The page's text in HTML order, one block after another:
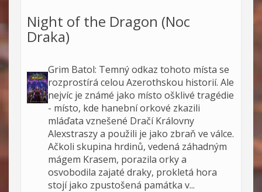
Night of the Dragon (Noc
Draka)
Grim Batol: Temný odkaz tohoto místa se
rozprostírá celou Azerothskou historií. Ale
nejvíc je známé jako místo ošklivé tragédie
- místo, kde hanební orkové zkazili
mláďata vznešené Dračí Královny
Alexstraszy a použili je jako zbraň ve válce.
Ačkoli skupina hrdinů, vedená záhadným
mágem Krasem, porazila orky a
osvobodila zajaté draky, prokletá hora
stojí jako zpustošená památka v...